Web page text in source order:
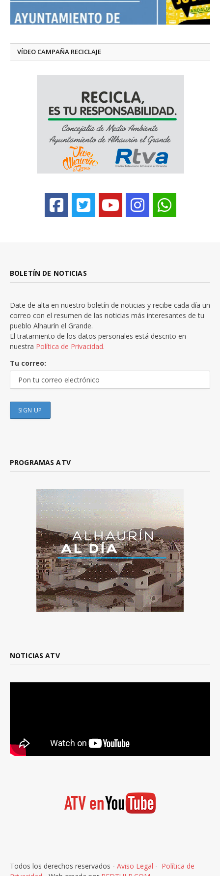
VÍDEO CAMPAÑA RECICLAJE
BOLETÍN DE NOTICIAS
Date de alta en nuestro boletín de noticias y recibe cada día un
correo con el resumen de las noticias más interesantes de tu
pueblo Alhaurín el Grande.
El tratamiento de los datos personales está descrito en
nuestra Política de Privacidad.
Tu correo:
PROGRAMAS ATV
NOTICIAS ATV
Todos los derechos reservados - Aviso Legal - Política de